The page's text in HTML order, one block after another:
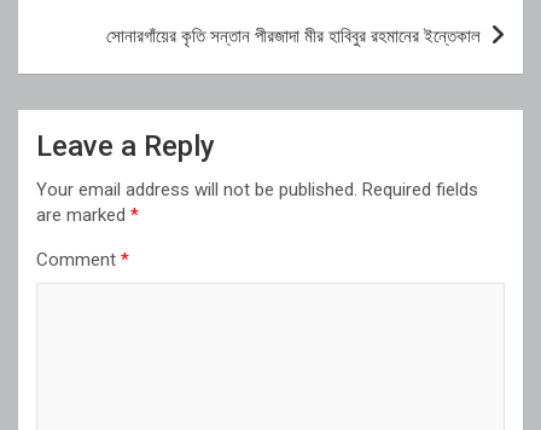
সোনারগাঁয়ের কৃতি সন্তান পীরজাদা মীর হাবিবুর রহমানের ইন্তেকাল
Leave a Reply
Your email address will not be published. Required fields
are marked *
Comment *